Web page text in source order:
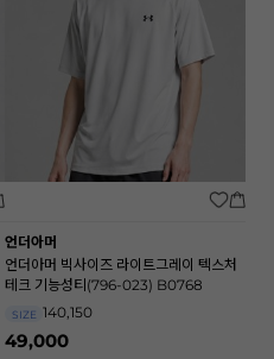
언더아머
언더아머 빅사이즈 라이트그레이 텍스처
테크 기능성티(796-023) B0768
SIZE 140,150
49,000